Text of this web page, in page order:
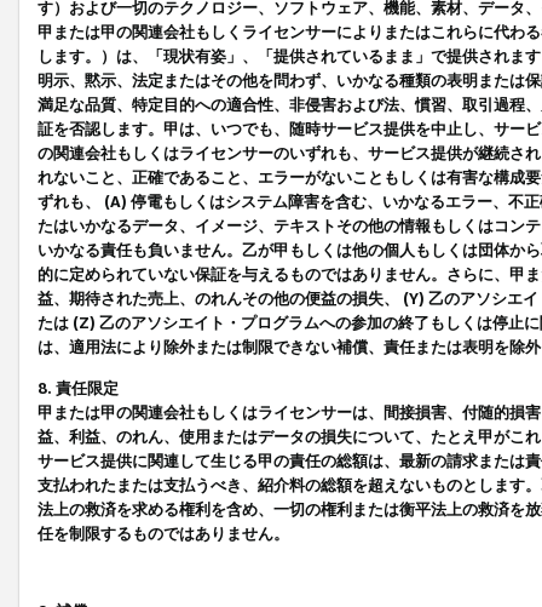
す）および一切のテクノロジー、ソフトウェア、機能、素材、データ
甲または甲の関連会社もしくライセンサーによりまたはこれらに代わ
します。）は、「現状有姿」、「提供されているまま」で提供されま
明示、黙示、法定またはその他を問わず、いかなる種類の表明または
満足な品質、特定目的への適合性、非侵害および法、慣習、取引過程
証を否認します。甲は、いつでも、随時サービス提供を中止し、サー
の関連会社もしくはライセンサーのいずれも、サービス提供が継続さ
れないこと、正確であること、エラーがないこともしくは有害な構成
ずれも、 (A) 停電もしくはシステム障害を含む、いかなるエラー、不
たはいかなるデータ、イメージ、テキストその他の情報もしくはコン
いかなる責任も負いません。乙が甲もしくは他の個人もしくは団体か
的に定められていない保証を与えるものではありません。さらに、甲
益、期待された売上、のれんその他の便益の損失、 (Y) 乙のアソシエ
たは (Z) 乙のアソシエイト・プログラムへの参加の終了もしくは停止
は、適用法により除外または制限できない補償、責任または表明を除
8. 責任限定
甲または甲の関連会社もしくはライセンサーは、間接損害、付随的損
益、利益、のれん、使用またはデータの損失について、たとえ甲がこ
サービス提供に関連して生じる甲の責任の総額は、最新の請求または
支払われたまたは支払うべき、紹介料の総額を超えないものとします
法上の救済を求める権利を含め、一切の権利または衡平法上の救済を
任を制限するものではありません。